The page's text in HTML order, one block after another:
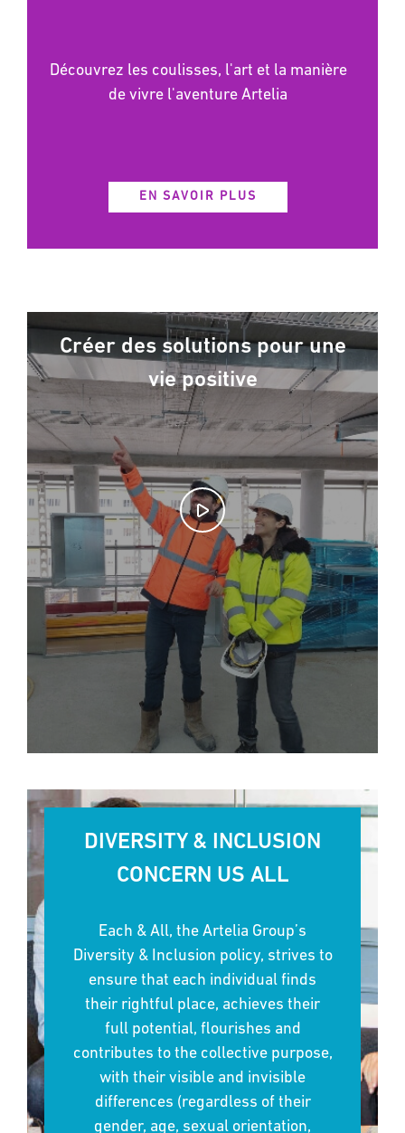
Découvrez les coulisses, l'art et la manière
de vivre l'aventure Artelia
EN SAVOIR PLUS
Créer des solutions pour une
vie positive
DIVERSITY & INCLUSION
CONCERN US ALL
Each & All, the Artelia Group’s
Diversity & Inclusion policy, strives to
ensure that each individual finds
their rightful place, achieves their
full potential, flourishes and
contributes to the collective purpose,
with their visible and invisible
differences (regardless of their
gender, age, sexual orientation,